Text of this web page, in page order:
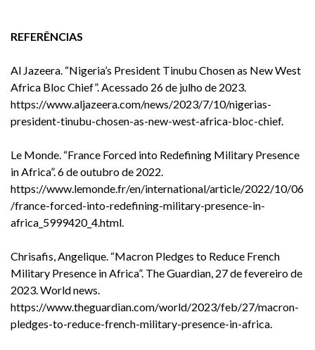
REFERÊNCIAS
Al Jazeera. “Nigeria’s President Tinubu Chosen as New West
Africa Bloc Chief”. Acessado 26 de julho de 2023.
https://www.aljazeera.com/news/2023/7/10/nigerias-
president-tinubu-chosen-as-new-west-africa-bloc-chief.
Le Monde. “France Forced into Redefining Military Presence
in Africa”. 6 de outubro de 2022.
https://www.lemonde.fr/en/international/article/2022/10/06
/france-forced-into-redefining-military-presence-in-
africa_5999420_4.html.
Chrisafis, Angelique. “Macron Pledges to Reduce French
Military Presence in Africa”. The Guardian, 27 de fevereiro de
2023. World news.
https://www.theguardian.com/world/2023/feb/27/macron-
pledges-to-reduce-french-military-presence-in-africa.